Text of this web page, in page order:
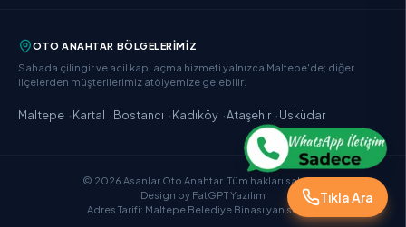
OTO ANAHTAR BÖLGELERIMIZ
Sahada çilingir ve acil kapı açma hizmeti yalnızca Maltepe'de; diğer
ilçelerden müşterilerimiz atölyemize gelebilir.
Maltepe ·Kartal ·Bostancı ·Kadıköy ·Ataşehir ·Üsküdar
© 2026 Asanlar Oto Anahtar. Tüm hakları saklıdır.
Design by FatGPT Yazılım
Adres Tarifi: Maltepe Belediye Binası yan sokağı
Tıkla Ara